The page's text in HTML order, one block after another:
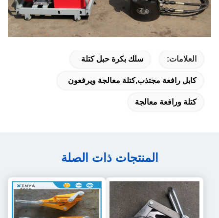
العلامات: سلك بكرة حبل كتلة
كابل رافعة مجتذب,كتلة معالجة ويرفعون
كتلة ورافعة معالجة
المنتجات ذات الصلة